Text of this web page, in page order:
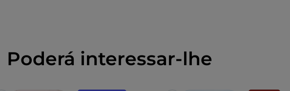
Poderá interessar-lhe